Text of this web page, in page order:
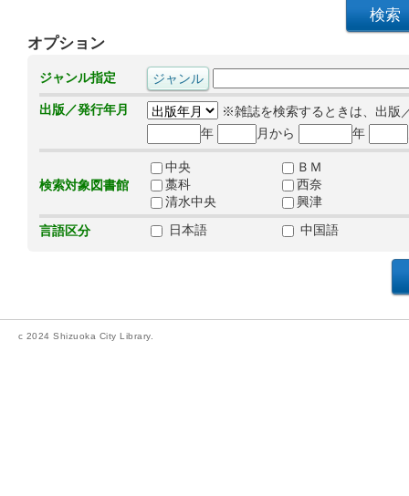
オプション
ジャンル指定
出版／発行年月
※雑誌を検索するときは、出版
年
月から 年
検索対象図書館
中央
ＢＭ
藁科
西奈
清水中央
興津
言語区分
日本語 中国語
c 2024 Shizuoka City Library.